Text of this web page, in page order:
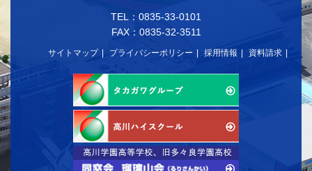
TEL：0835-33-0101
FAX：0835-32-3511
サイトマップ プライバシーポリシー 採用情報 資料請求